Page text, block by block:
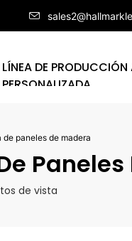
LÍNEA DE
PERSONALIZADA
paneles de madera
Paneles
de vista